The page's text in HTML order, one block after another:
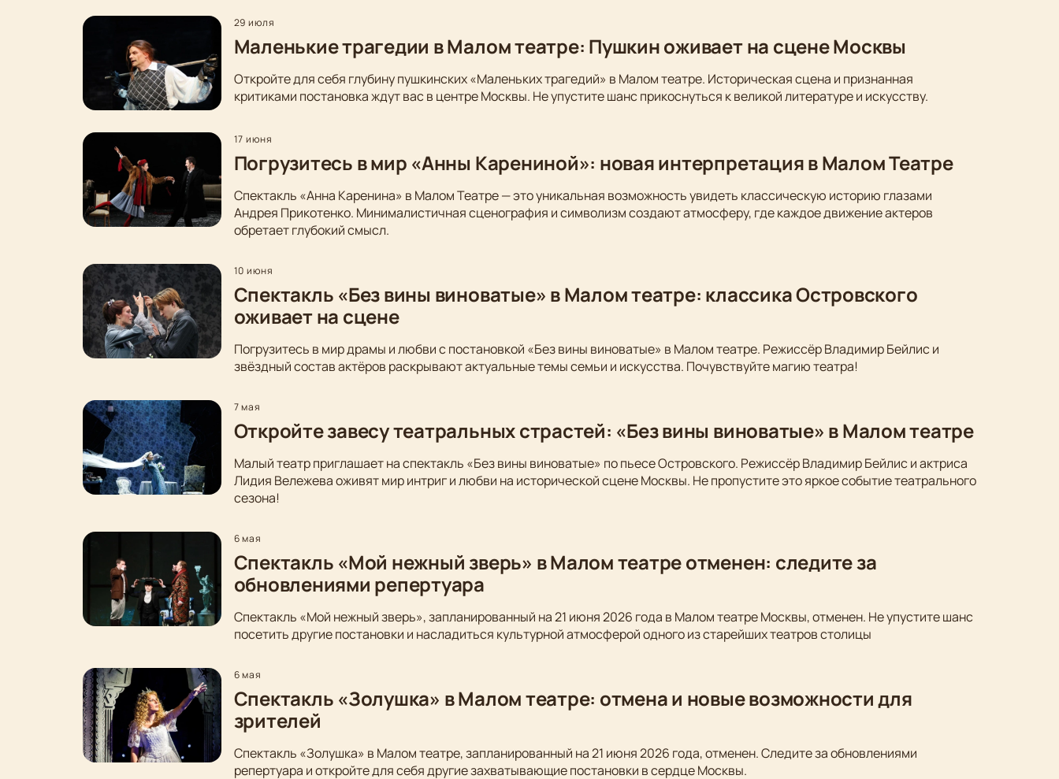
29 июля
Маленькие трагедии в Малом театре: Пушкин оживает на сцене Москвы
Откройте для себя глубину пушкинских «Маленьких трагедий» в Малом театре. Историческая сцена и признанная
критиками постановка ждут вас в центре Москвы. Не упустите шанс прикоснуться к великой литературе и искусству.
17 июня
Погрузитесь в мир «Анны Карениной»: новая интерпретация в Малом Театре
Спектакль «Анна Каренина» в Малом Театре — это уникальная возможность увидеть классическую историю глазами
Андрея Прикотенко. Минималистичная сценография и символизм создают атмосферу, где каждое движение актеров
обретает глубокий смысл.
10 июня
Спектакль «Без вины виноватые» в Малом театре: классика Островского
оживает на сцене
Погрузитесь в мир драмы и любви с постановкой «Без вины виноватые» в Малом театре. Режиссёр Владимир Бейлис и
звёздный состав актёров раскрывают актуальные темы семьи и искусства. Почувствуйте магию театра!
7 мая
Откройте завесу театральных страстей: «Без вины виноватые» в Малом театре
Малый театр приглашает на спектакль «Без вины виноватые» по пьесе Островского. Режиссёр Владимир Бейлис и актриса
Лидия Вележева оживят мир интриг и любви на исторической сцене Москвы. Не пропустите это яркое событие театрального
сезона!
6 мая
Спектакль «Мой нежный зверь» в Малом театре отменен: следите за
обновлениями репертуара
Спектакль «Мой нежный зверь», запланированный на 21 июня 2026 года в Малом театре Москвы, отменен. Не упустите шанс
посетить другие постановки и насладиться культурной атмосферой одного из старейших театров столицы
6 мая
Спектакль «Золушка» в Малом театре: отмена и новые возможности для
зрителей
Спектакль «Золушка» в Малом театре, запланированный на 21 июня 2026 года, отменен. Следите за обновлениями
репертуара и откройте для себя другие захватывающие постановки в сердце Москвы.